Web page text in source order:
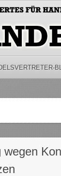
wegen